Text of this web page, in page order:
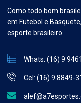
Como todo bom
em Futebol e
esporte brasileiro.
Whats: (16) 9
Cel: (16) 9 8849-